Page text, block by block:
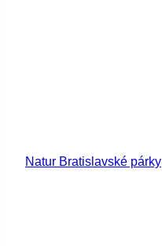
Natur Bratislavské párky